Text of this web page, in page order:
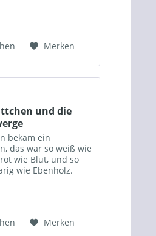
dass er der
Merken
und die
bekam ein
das war so weiß wie
wie Blut, und so
wie Ebenholz.
war, starb die
Merken